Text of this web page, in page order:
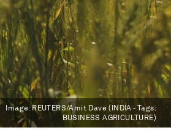
Image: REUTERS/Amit Dave (INDIA - Tags:
BUSINESS AGRICULTURE)